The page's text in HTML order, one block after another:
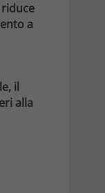
a
il
alla